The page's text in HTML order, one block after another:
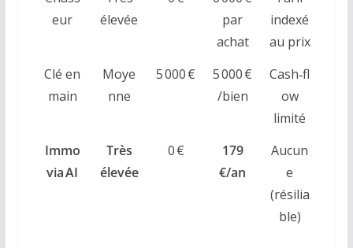
eur
élevée
par
achat
indexé
au prix
Clé en
main
Moye
nne
5 000 €
5 000 €
/bien
Cash‑fl
ow
limité
Immo
via AI
Très
élevée
0 €
179
€/an
Aucun
e
(résilia
ble)